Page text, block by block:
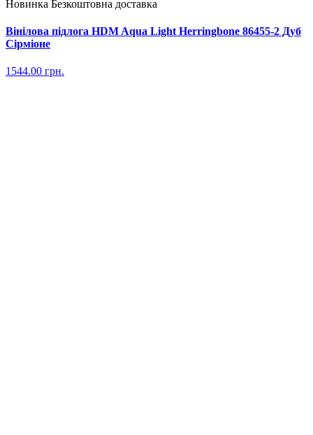
Новинка Безкоштовна доставка
Вінілова підлога HDM Aqua Light Herringbone 86455-2 Дуб
Сірміоне
1544.00 грн.